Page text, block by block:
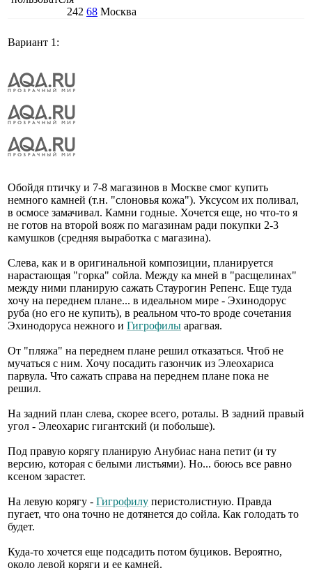
242 68 Москва
Вариант 1:
Обойдя птичку и 7-8 магазинов в Москве смог купить
немного камней (т.н. "слоновья кожа"). Уксусом их поливал,
в осмосе замачивал. Камни годные. Хочется еще, но что-то я
не готов на второй вояж по магазинам ради покупки 2-3
камушков (средняя выработка с магазина).
Слева, как и в оригинальной композиции, планируется
нарастающая "горка" сойла. Между ка мней в "расщелинах"
между ними планирую сажать Стаурогин Репенс. Еще туда
хочу на переднем плане... в идеальном мире - Эхинодорус
руба (но его не купить), в реальном что-то вроде сочетания
Эхинодоруса нежного и Гигрофилы арагвая.
От "пляжа" на переднем плане решил отказаться. Чтоб не
мучаться с ним. Хочу посадить газончик из Элеохариса
парвула. Что сажать справа на переднем плане пока не
решил.
На задний план слева, скорее всего, роталы. В задний правый
угол - Элеохарис гигантский (и побольше).
Под правую корягу планирую Анубиас нана петит (и ту
версию, которая с белыми листьями). Но... боюсь все равно
ксеном зарастет.
На левую корягу - Гигрофилу перистолистную. Правда
пугает, что она точно не дотянется до сойла. Как голодать то
будет.
Куда-то хочется еще подсадить потом буциков. Вероятно,
около левой коряги и ее камней.